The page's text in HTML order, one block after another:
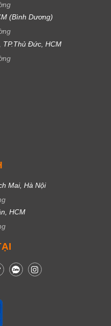
(Bình Dương)
TP.Thủ Đức, HCM
Mai, Hà Nội
HCM